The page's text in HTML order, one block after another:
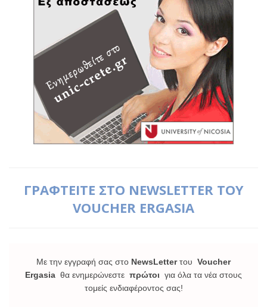
ΓΡΑΦΤΕΙΤΕ ΣΤΟ NEWSLETTER ΤΟΥ
VOUCHER ERGASIA
Με την εγγραφή σας στο NewsLetterτου Voucher
Ergasia θα ενημερώνεστε πρώτοι για όλα τα νέα στους
τομείς ενδιαφέροντος σας!